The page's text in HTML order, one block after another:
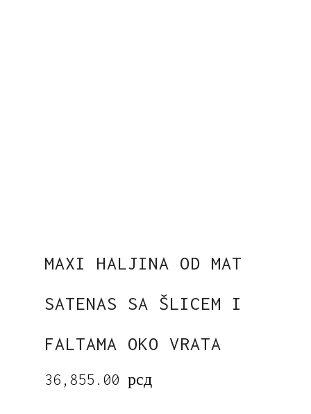
MAXI HALJINA OD MAT
SATENAS SA ŠLICEM I
FALTAMA OKO VRATA
36,855.00 рсд